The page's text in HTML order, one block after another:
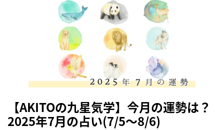
【AKITOの九星気学】今月の運勢は？
2025年7月の占い(7/5～8/6)